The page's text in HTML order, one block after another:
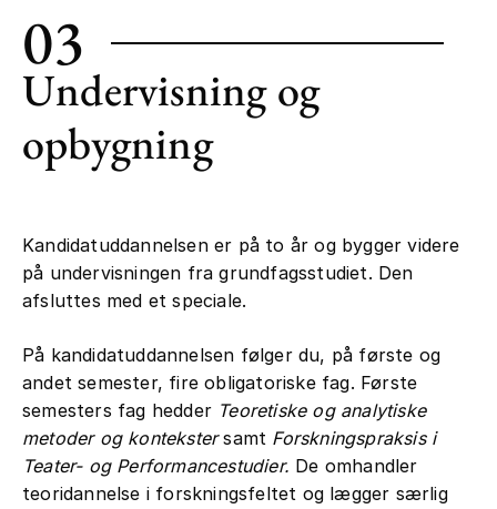
03
Undervisning og
opbygning
Kandidatuddannelsen er på to år og bygger videre
på undervisningen fra grundfagsstudiet. Den
afsluttes med et speciale.
På kandidatuddannelsen følger du, på første og
andet semester, fire obligatoriske fag. Første
semesters fag hedder Teoretiske og analytiske
metoder og kontekstersamt Forskningspraksis i
Teater- og Performancestudier. De omhandler
teoridannelse i forskningsfeltet og lægger særlig